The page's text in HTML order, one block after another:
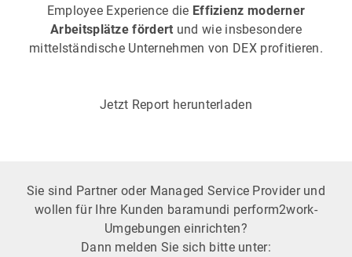
Employee Experience die Effizienz moderner
Arbeitsplätze fördert und wie insbesondere
mittelständische Unternehmen von DEX profitieren.
Jetzt Report herunterladen
Sie sind Partner oder Managed Service Provider und
wollen für Ihre Kunden baramundi perform2work-
Umgebungen einrichten?
Dann melden Sie sich bitte unter: